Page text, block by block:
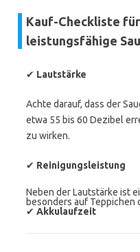
Kauf-Checkliste
leistungsfähige
✔ Lautstärke
Achte darauf, dass der
etwa 55 bis 60 Dezibel
zu wirken.
✔ Reinigungsleistung
Neben der Lautstärke ist
besonders auf Teppichen
✔ Akkulaufzeit